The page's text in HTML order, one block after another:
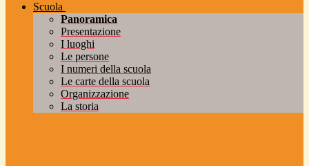
Scuola
Panoramica
Presentazione
I luoghi
Le persone
I numeri della scuola
Le carte della scuola
Organizzazione
La storia